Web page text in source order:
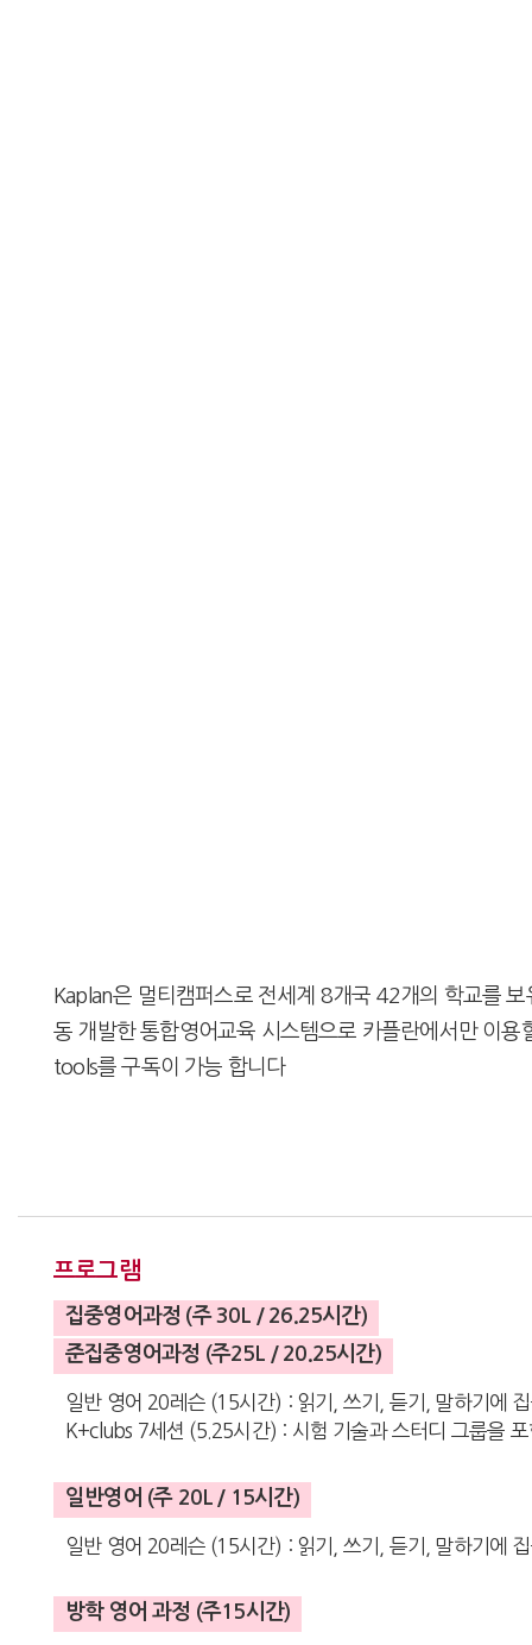
Kaplan은 멀티캠퍼스로 전세계 8개국 42개의 학교를
동 개발한 통합영어교육 시스템으로 카플란에서만 이
tools를 구독이 가능 합니다
프로그램
집중영어과정 (주 30L / 26.25시간)
준집중영어과정 (주25L / 20.25시간)
일반 영어 20레슨 (15시간) : 읽기, 쓰기, 듣기, 말하기에
K+clubs 7세션 (5.25시간) : 시험 기술과 스터디 그룹을
일반영어 (주 20L / 15시간)
일반 영어 20레슨 (15시간) : 읽기, 쓰기, 듣기, 말하기에
방학 영어 과정 (주15시간)